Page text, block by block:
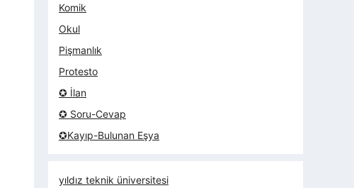
Komik
Okul
Pişmanlık
Protesto
✪ İlan
✪ Soru-Cevap
✪Kayıp-Bulunan Eşya
yıldız teknik üniversitesi